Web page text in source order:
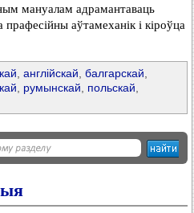
мануалам адрамантаваць
аўтамеханік і кіроўца
англійскай балгарскай
румынскай польскай